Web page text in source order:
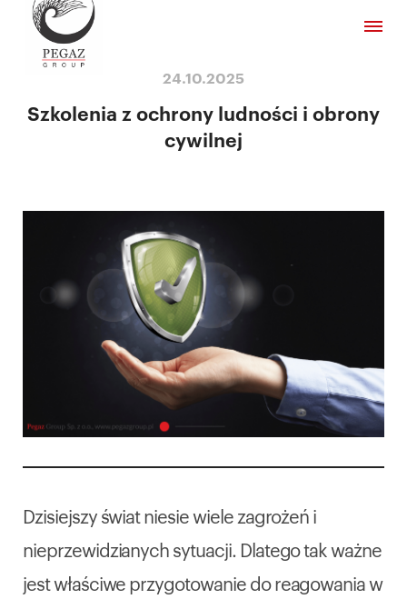
24.10.2025
Szkolenia z ochrony ludności i obrony
cywilnej
Dzisiejszy świat niesie wiele zagrożeń i
nieprzewidzianych sytuacji. Dlatego tak ważne
jest właściwe przygotowanie do reagowania w